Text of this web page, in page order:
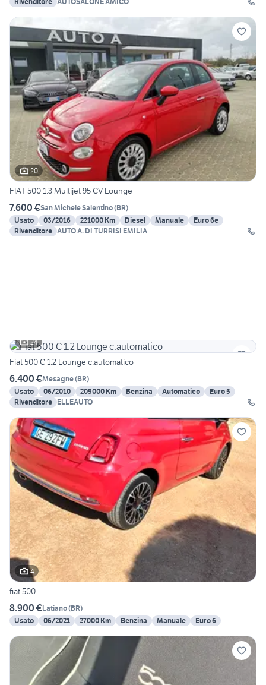
20
FIAT 500 1.3 Multijet 95 CV Lounge
7.600 €San Michele Salentino(BR)
Usato
03/2016 221000 Km Diesel Manuale
Euro 6e
Rivenditore AUTO A. DI TURRISI EMILIA
24
Fiat 500 C 1.2 Lounge c.automatico
6.400 €Mesagne(BR)
Usato
06/2010 205000 Km Benzina Automatico
Euro 5
Rivenditore ELLEAUTO
4
fiat 500
8.900 €Latiano(BR)
Usato
06/2021 27000 Km Benzina Manuale Euro 6